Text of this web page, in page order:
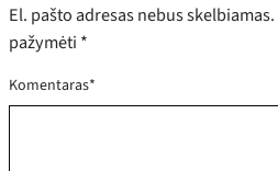
El. pašto adresas nebus skelbiamas.
pažymėti *
Komentaras*